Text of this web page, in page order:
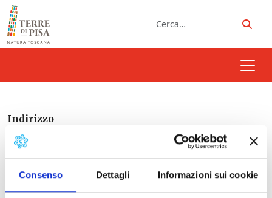
Consenso Dettagli Informazioni sui cookie
Vai al contenuto
Cerca
Indirizzo